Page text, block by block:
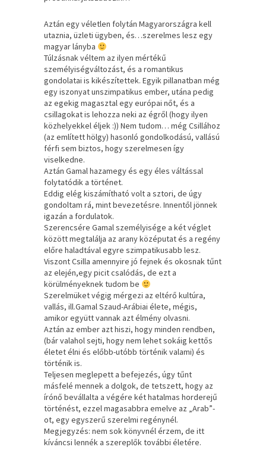
Aztán egy véletlen folytán Magyarországra kell
utaznia, üzleti ügyben, és…szerelmes lesz egy
magyar lányba
Túlzásnak véltem az ilyen mértékű
személyiségváltozást, és a romantikus
gondolatai is kikészítettek. Egyik pillanatban még
egy iszonyat unszimpatikus ember, utána pedig
az egekig magasztal egy európai nőt, és a
csillagokat is lehozza neki az égről (hogy ilyen
közhelyekkel éljek :)) Nem tudom… még Csillához
(az említett hölgy) hasonló gondolkodású, vallású
férfi sem biztos, hogy szerelmesen így
viselkedne.
Aztán Gamal hazamegy és egy éles váltással
folytatódik a történet.
Eddig elég kiszámítható volt a sztori, de úgy
gondoltam rá, mint bevezetésre. Innentől jönnek
igazán a fordulatok.
Szerencsére Gamal személyisége a két véglet
között megtalálja az arany középutat és a regény
előre haladtával egyre szimpatikusabb lesz.
Viszont Csilla amennyire jó fejnek és okosnak tűnt
az elején,egy picit csalódás, de ezt a
körülményeknek tudom be
Szerelmüket végig mérgezi az eltérő kultúra,
vallás, ill.Gamal Szaud-Arábiai élete, mégis,
amikor együtt vannak azt élmény olvasni.
Aztán az ember azt hiszi, hogy minden rendben,
(bár valahol sejti, hogy nem lehet sokáig kettős
életet élni és előbb-utóbb történik valami) és
történik is.
Teljesen meglepett a befejezés, úgy tűnt
másfelé mennek a dolgok, de tetszett, hogy az
írónő bevállalta a végére két hatalmas horderejű
történést, ezzel magasabbra emelve az „Arab”-
ot, egy egyszerű szerelmi regénynél.
Megjegyzés: nem sok könyvnél érzem, de itt
kíváncsi lennék a szereplők további életére.